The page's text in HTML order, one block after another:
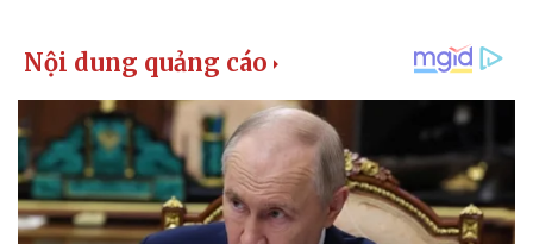
Bất động sản
Tỷ giá
Chứng khoán
Giá cà phê